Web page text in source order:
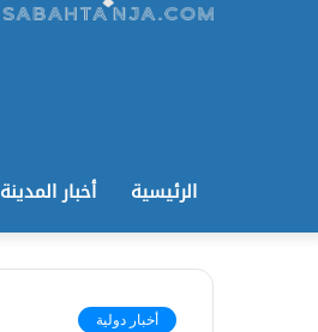
الرئيسية أخبار المدينة
أخبار دولية